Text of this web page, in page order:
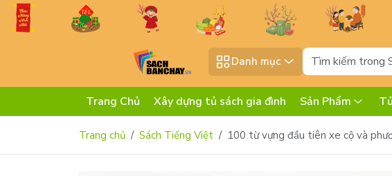
Danh mục
Trang Chủ Xây dựng tủ sách gia đình Sản Phẩm
Trang chủ Sách Tiếng Việt 100 từ vựng đầu tiên xe cộ và